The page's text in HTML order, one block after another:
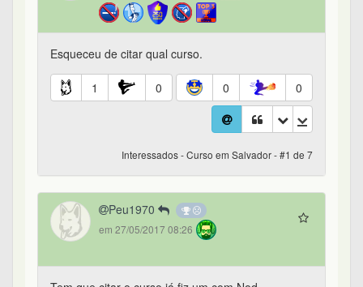
Esqueceu de citar qual curso.
1 0 0 0
Interessados - Curso em Salvador - #1 de 7
Peu1970
em 27/05/2017 08:26